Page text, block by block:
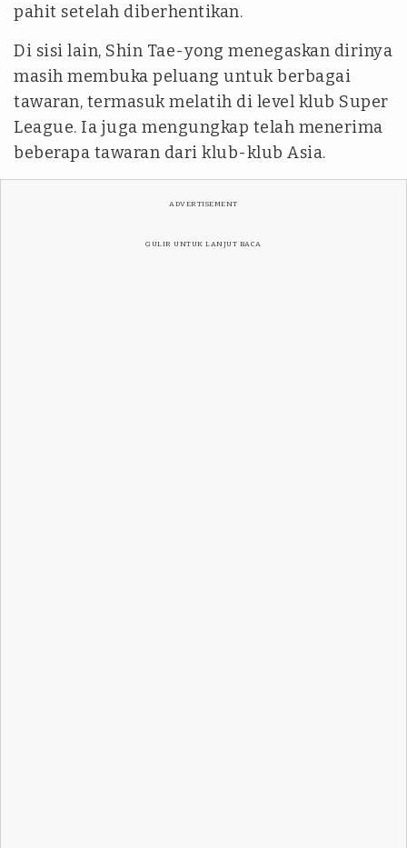
pahit setelah diberhentikan.
Di sisi lain, Shin Tae-yong menegaskan dirinya
masih membuka peluang untuk berbagai
tawaran, termasuk melatih di level klub Super
League. Ia juga mengungkap telah menerima
beberapa tawaran dari klub-klub Asia.
ADVERTISEMENT
GULIR UNTUK LANJUT BACA